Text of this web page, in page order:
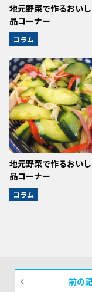
地元野菜で作るおい
品コーナー
コラム
地元野菜で作るおい
品コーナー
コラム
前の